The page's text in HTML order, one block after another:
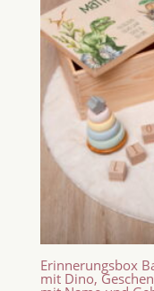
Erinnerungsbox
mit Dino,